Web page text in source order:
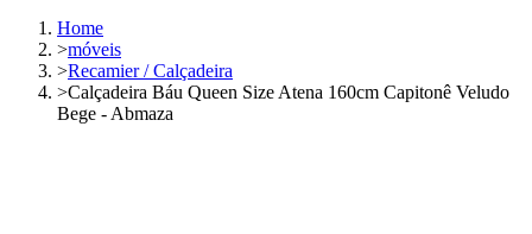
Home
>móveis
>Recamier / Calçadeira
>Calçadeira Báu Queen Size Atena 160cm Capitonê Veludo
Bege - Abmaza